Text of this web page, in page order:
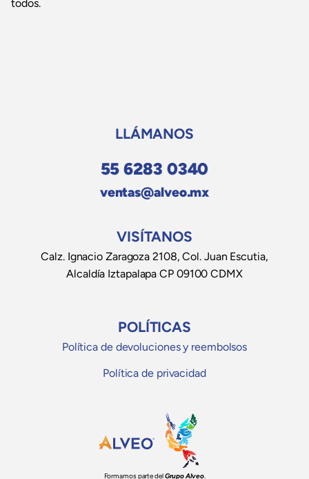
todos.
LLÁMANOS
55 6283 0340
ventas@alveo.mx
VISÍTANOS
Calz. Ignacio Zaragoza 2108, Col. Juan Escutia,
Alcaldía Iztapalapa CP 09100 CDMX
POLÍTICAS
Política de devoluciones y reembolsos
Política de privacidad
Formamos parte delGrupo Alveo.